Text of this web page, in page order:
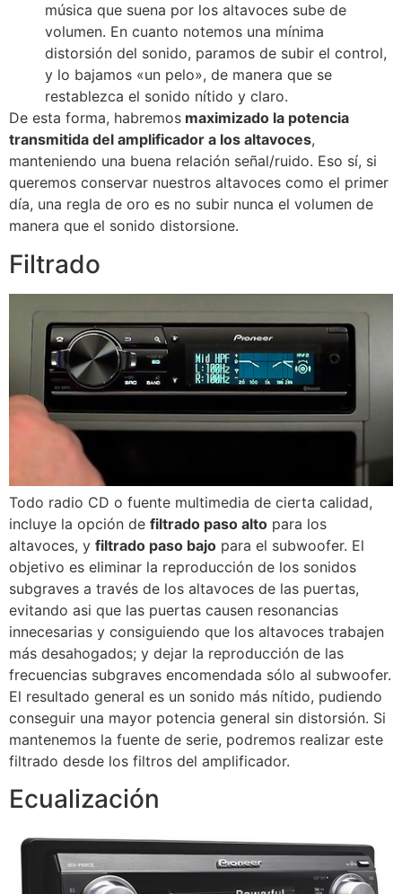
música que suena por los altavoces sube de
volumen. En cuanto notemos una mínima
distorsión del sonido, paramos de subir el control,
y lo bajamos «un pelo», de manera que se
restablezca el sonido nítido y claro.
De esta forma, habremos maximizado la potencia
transmitida del amplificador a los altavoces,
manteniendo una buena relación señal/ruido. Eso sí, si
queremos conservar nuestros altavoces como el primer
día, una regla de oro es no subir nunca el volumen de
manera que el sonido distorsione.
Filtrado
Todo radio CD o fuente multimedia de cierta calidad,
incluye la opción de filtrado paso alto para los
altavoces, y filtrado paso bajo para el subwoofer. El
objetivo es eliminar la reproducción de los sonidos
subgraves a través de los altavoces de las puertas,
evitando asi que las puertas causen resonancias
innecesarias y consiguiendo que los altavoces trabajen
más desahogados; y dejar la reproducción de las
frecuencias subgraves encomendada sólo al subwoofer.
El resultado general es un sonido más nítido, pudiendo
conseguir una mayor potencia general sin distorsión. Si
mantenemos la fuente de serie, podremos realizar este
filtrado desde los filtros del amplificador.
Ecualización